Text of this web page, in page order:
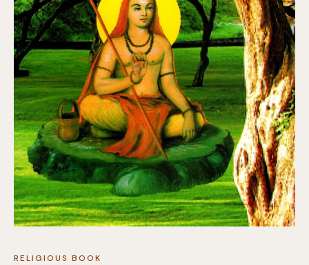
RELIGIOUS BOOK